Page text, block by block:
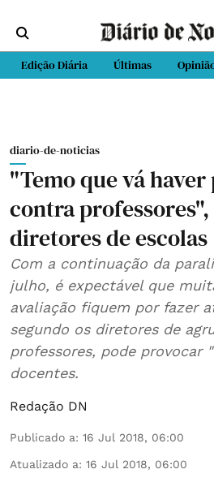
Edição Diária Últimas
diario-de-noticias
"Temo que vá
contra
diretores de escolas
Com a continuação da
julho, é expectável que
avaliação fiquem por fazer
segundo os diretores de
professores, pode provocar
docentes.
Redação DN
Publicado a: 16 Jul 2018, 06:00
Atualizado a: 16 Jul 2018, 06:00